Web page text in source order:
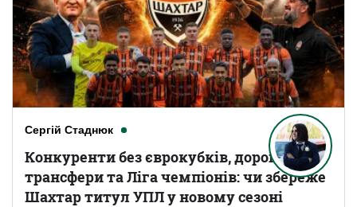
Сергій Стаднюк
Конкуренти без єврокубків, дорогі
трансфери та Ліга чемпіонів: чи збереже
Шахтар титул УПЛ у новому сезоні